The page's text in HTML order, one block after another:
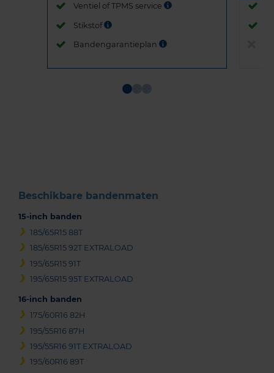
Ventiel of TPMS service
Stikstof
Bandengarantieplan
Beschikbare bandenmaten
15-inch banden
185/65R15 88T
185/65R15 92T EXTRALOAD
195/65R15 91T
195/65R15 95T EXTRALOAD
16-inch banden
175/60R16 82H
195/55R16 87H
195/55R16 91T EXTRALOAD
195/60R16 89T